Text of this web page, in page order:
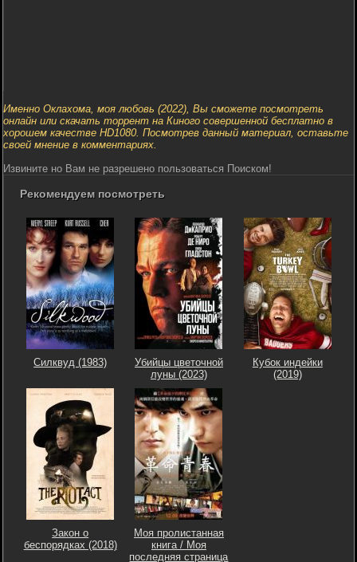
Именно Оклахома, моя любовь (2022), Вы сможете посмотреть
онлайн или скачать торрент на Киного совершенной бесплатно в
хорошем качестве HD1080. Посмотрев данный материал, оставьте
своей мнение в комментариях.
Извините но Вам не разрешено пользоваться Поиском!
Рекомендуем посмотреть
Силквуд (1983)
Убийцы цветочной
луны (2023)
Кубок индейки
(2019)
Закон о
беспорядках (2018)
Моя пролистанная
книга / Моя
последняя страница